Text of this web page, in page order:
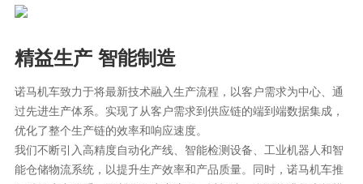
精益生产 智能制造
诺马机车致力于将最新技术融入生产流程，以客户需求为中心、通
过先进生产体系。实现了从客户需求到供应链的端到端数据集成，
优化了整个生产链的效率和响应速度。
我们不断引入高精度自动化产线、智能检测设备、工业机器人和智
能仓储物流系统，以提升生产效率和产品质量。同时，诺马机车推